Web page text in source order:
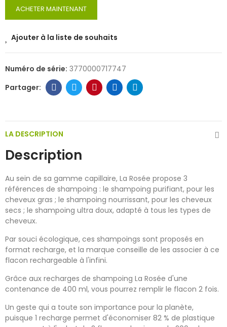
ACHETER MAINTENANT
Ajouter à la liste de souhaits
Numéro de série: 3770000717747
LA DESCRIPTION
Description
Au sein de sa gamme capillaire, La Rosée propose 3
références de shampoing : le shampoing purifiant, pour les
cheveux gras ; le shampoing nourrissant, pour les cheveux
secs ; le shampoing ultra doux, adapté à tous les types de
cheveux.
Par souci écologique, ces shampoings sont proposés en
format recharge, et la marque conseille de les associer à ce
flacon rechargeable à l'infini.
Grâce aux recharges de shampoing La Rosée d'une
contenance de 400 ml, vous pourrez remplir le flacon 2 fois.
Un geste qui a toute son importance pour la planète,
puisque 1 recharge permet d'économiser 82 % de plastique